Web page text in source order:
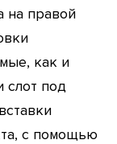
на правой
как и
слот под
с помощью